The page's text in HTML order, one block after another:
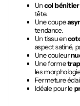
Uncol bénitier
tête.
Une coupe
tendance.
Un tissu en
aspect satiné,
Une couleur
Une forme
les
Fermeture
Idéale pour le